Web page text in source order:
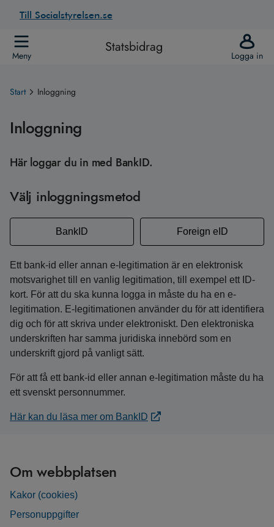
Till Socialstyrelsen.se
Meny Statsbidrag Logga in
Start Inloggning
Inloggning
Här loggar du in med BankID.
Välj inloggningsmetod
BankID Foreign eID
Ett bank-id eller annan e-legitimation är en elektronisk
motsvarighet till en vanlig legitimation, till exempel ett ID-
kort. För att du ska kunna logga in måste du ha en e-
legitimation. E-legitimationen använder du för att identifiera
dig och för att skriva under elektroniskt. Den elektroniska
underskriften har samma juridiska innebörd som en
underskrift gjord på vanligt sätt.
För att få ett bank-id eller annan e-legitimation måste du ha
ett svenskt personnummer.
Här kan du läsa mer om BankID
Om webbplatsen
Kakor (cookies)
Personuppgifter